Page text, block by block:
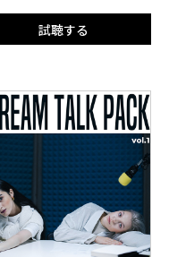
試聴する